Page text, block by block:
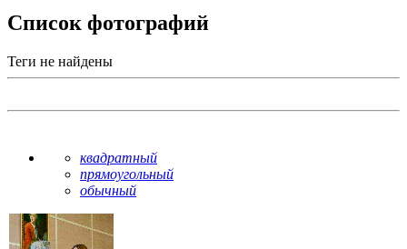
Список фотографий
Теги не найдены
квадратный
прямоугольный
обычный